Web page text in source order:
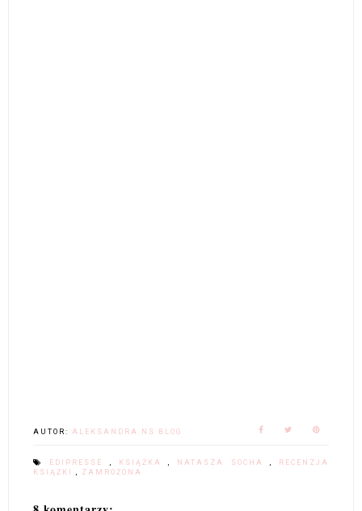
AUTOR: ALEKSANDRA NS BLOG
EDIPRESSE KSIĄŻKA NATASZA SOCHA
RECENZJA
KSIĄŻKI
ZAMROŻONA